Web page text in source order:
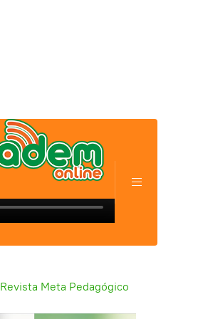
Revista Meta Pedagógico